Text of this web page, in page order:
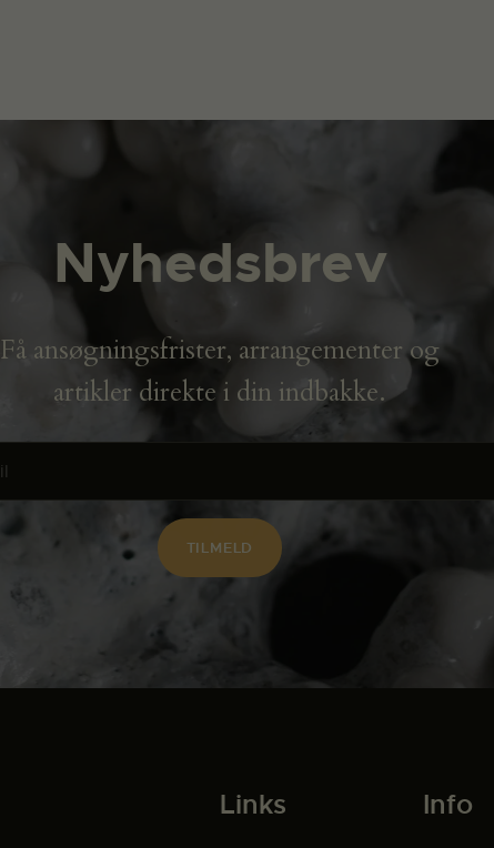
Nyhedsbrev
Få ansøgningsfrister, arrangementer og
artikler direkte i din indbakke.
Links Info